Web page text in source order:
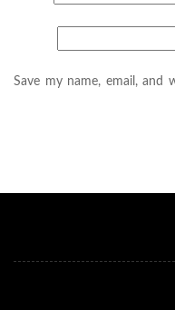
Save my name, email, and